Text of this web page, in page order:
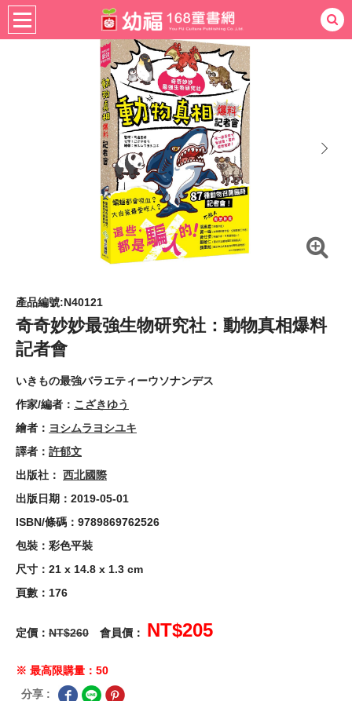
熱門：忍者兔ㄅㄆㄇ學習
手指按按拼圖練習本
3D立體書
暢銷生活 休閒生活 居家生活
next
產品編號:N40121
奇奇妙妙最強生物研究社：動物真相爆料
記者會
いきもの最強バラエティーウソナンデス
作家/編者： こざきゆう
繪者： ヨシムラヨシユキ
譯者： 許郁文
出版社： 西北國際
出版日期：2019-05-01
ISBN/條碼：9789869762526
包裝：彩色平裝
尺寸：21 x 14.8 x 1.3 cm
頁數：176
定價： NT$260 會員價： NT$205
※ 最高限購量：50
分享 :